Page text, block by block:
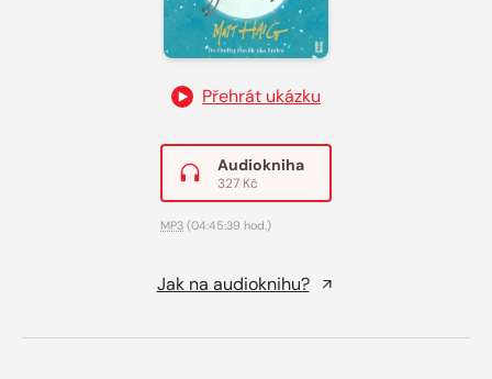
Přehrát ukázku
Audiokniha
327 Kč
MP3 (04:45:39 hod.)
Jak na audioknihu?